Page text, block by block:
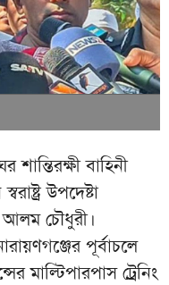
বাহিনী
উপদেষ্টা
আলম চৌধুরী।
পূর্বাচলে
মাল্টিপারপাস ট্রেনিং